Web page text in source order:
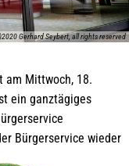
Gerhard Seybert, all rights reserved
am Mittwoch, 18.
ein ganztägiges
Bürgerservice wieder